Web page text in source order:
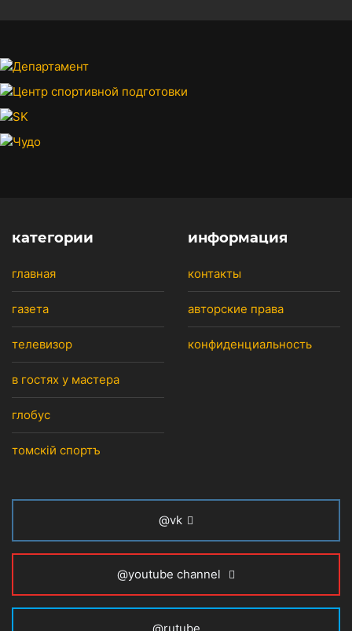
категории
главная
газета
телевизор
в гостях у мастера
глобус
томскiй спортъ
информация
контакты
авторские права
конфиденциальность
@vk
@youtube channel